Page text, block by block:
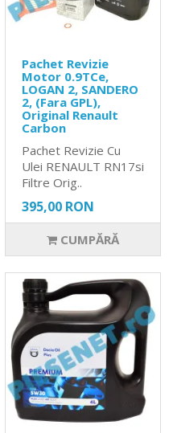
Pachet Revizie
Motor 0.9TCe,
LOGAN 2, SANDERO
2, (Fara GPL),
Original Renault
Carbon
Pachet Revizie Cu
Ulei RENAULT RN17si
Filtre Orig..
395,00 RON
CUMPĂRĂ